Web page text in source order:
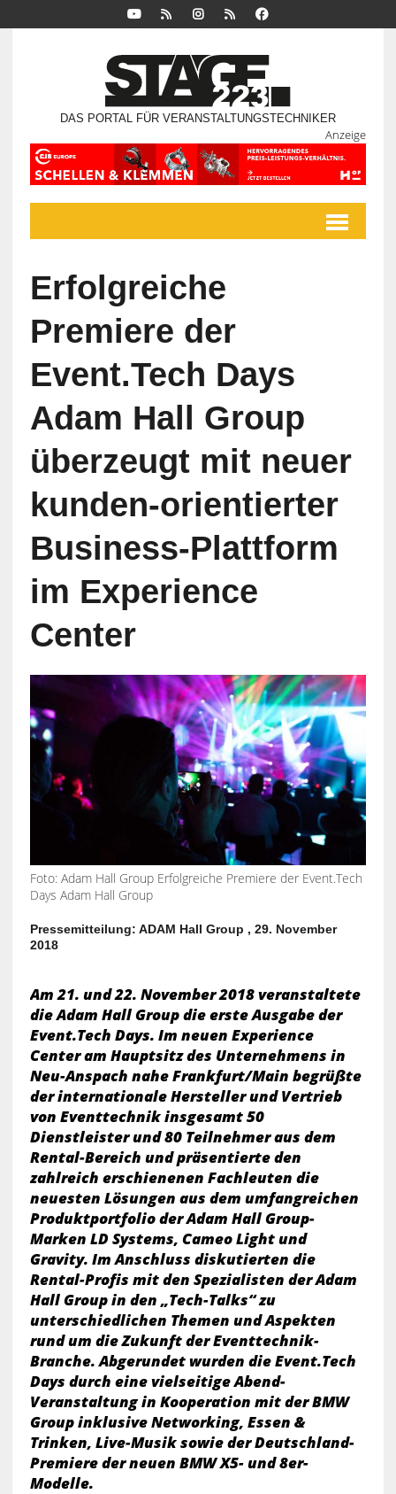
DAS PORTAL FÜR VERANSTALTUNGSTECHNIKER
Anzeige
Erfolgreiche
Premiere der
Event.Tech Days
Adam Hall Group
überzeugt mit neuer
kunden-orientierter
Business-Plattform
im Experience
Center
Foto: Adam Hall Group Erfolgreiche Premiere der Event.Tech
Days Adam Hall Group
Pressemitteilung: ADAM Hall Group , 29. November
2018
Am 21. und 22. November 2018 veranstaltete
die Adam Hall Group die erste Ausgabe der
Event.Tech Days. Im neuen Experience
Center am Hauptsitz des Unternehmens in
Neu-Anspach nahe Frankfurt/Main begrüßte
der internationale Hersteller und Vertrieb
von Eventtechnik insgesamt 50
Dienstleister und 80 Teilnehmer aus dem
Rental-Bereich und präsentierte den
zahlreich erschienenen Fachleuten die
neuesten Lösungen aus dem umfangreichen
Produktportfolio der Adam Hall Group-
Marken LD Systems, Cameo Light und
Gravity. Im Anschluss diskutierten die
Rental-Profis mit den Spezialisten der Adam
Hall Group in den „Tech-Talks“ zu
unterschiedlichen Themen und Aspekten
rund um die Zukunft der Eventtechnik-
Branche. Abgerundet wurden die Event.Tech
Days durch eine vielseitige Abend-
Veranstaltung in Kooperation mit der BMW
Group inklusive Networking, Essen &
Trinken, Live-Musik sowie der Deutschland-
Premiere der neuen BMW X5- und 8er-
Modelle.